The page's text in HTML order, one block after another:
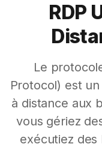
RDP
Le
Protocol) est
à distance aux
vous gériez
exécutiez des